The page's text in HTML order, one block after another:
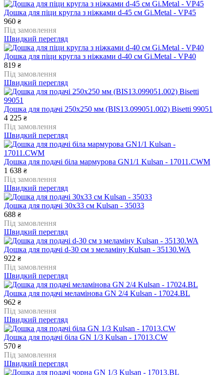
Дошка для піци кругла з ніжками d-45 см Gi.Metal - VP45
960 ₴
Під замовлення
Швидкий перегляд
Дошка для піци кругла з ніжками d-40 см Gi.Metal - VP40
819 ₴
Під замовлення
Швидкий перегляд
Дошка для подачі 250х250 мм (BIS13.099051.002) Bisetti 99051
4 225 ₴
Під замовлення
Швидкий перегляд
Дошка для подачі біла мармурова GN1/1 Kulsan - 17011.CWM
1 638 ₴
Під замовлення
Швидкий перегляд
Дошка для подачі 30х33 см Kulsan - 35033
688 ₴
Під замовлення
Швидкий перегляд
Дошка для подачі d-30 см з меламіну Kulsan - 35130.WA
922 ₴
Під замовлення
Швидкий перегляд
Дошка для подачі меламінова GN 2/4 Kulsan - 17024.BL
962 ₴
Під замовлення
Швидкий перегляд
Дошка для подачі біла GN 1/3 Kulsan - 17013.CW
570 ₴
Під замовлення
Швидкий перегляд